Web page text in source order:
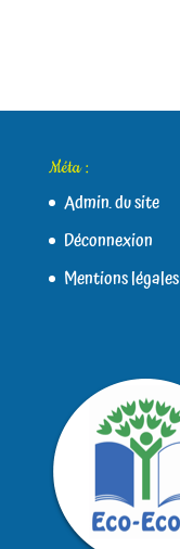
Méta :
Admin. du site
Déconnexion
Mentions légales